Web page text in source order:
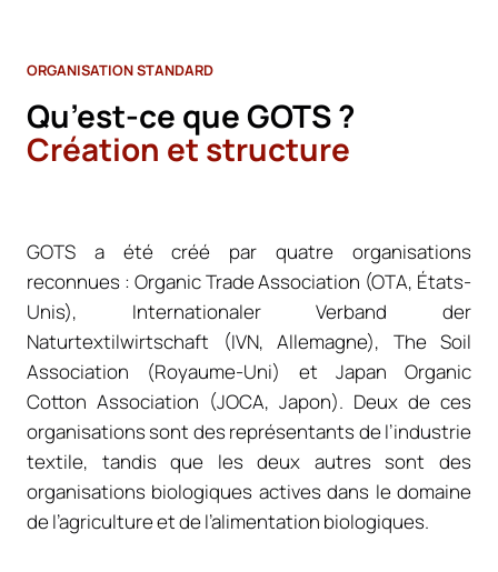
ORGANISATION STANDARD
Qu’est-ce que GOTS ?
Création et structure
GOTS a été créé par quatre organisations
reconnues : Organic Trade Association (OTA, États-
Unis), Internationaler Verband der
Naturtextilwirtschaft (IVN, Allemagne), The Soil
Association (Royaume-Uni) et Japan Organic
Cotton Association (JOCA, Japon). Deux de ces
organisations sont des représentants de l’industrie
textile, tandis que les deux autres sont des
organisations biologiques actives dans le domaine
de l’agriculture et de l’alimentation biologiques.